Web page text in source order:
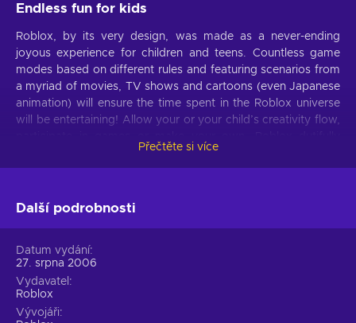
Endless fun for kids
Roblox, by its very design, was made as a never-ending
joyous experience for children and teens. Countless game
modes based on different rules and featuring scenarios from
a myriad of movies, TV shows and cartoons (even Japanese
animation) will ensure the time spent in the Roblox universe
will be entertaining! Allow your or your child’s creativity flow,
follows the rule of ‘imagination drives progress’ and you will
now have a chance to see it first-hand. Buy Roblox Card 10
No shortage of content
Roblox rightfully is called the number 1 website for children!
Its safe content and abundance of activities (about 15 million
of them, actually!) will surely occupy even the pickiest! For
example, if you want to indulge in some careless fun, there
are games who copy the gameplay of RPGs or even are
Přečtěte si více
Další podrobnosti
Datum vydání
27. srpna 2006
Vydavatel
Roblox
Vývojáři